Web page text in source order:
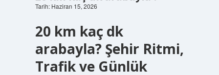
Tarih: Haziran 15, 2026
20 km kaç dk
arabayla? Şehir Ritmi,
Trafik ve Günlük